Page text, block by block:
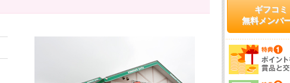
ギフコミ
無料メンバ